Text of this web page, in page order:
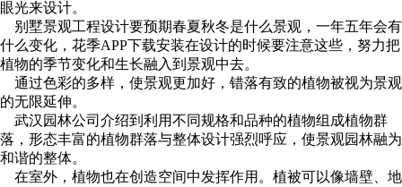
眼光来设计。
别墅景观工程设计要预期春夏秋冬是什么景观，一年五年会有
什么变化，花季APP下载安装在设计的时候要注意这些，努力把
植物的季节变化和生长融入到景观中去。
通过色彩的多样，使景观更加好，错落有致的植物被视为景观
的无限延伸。
武汉园林公司介绍到利用不同规格和品种的植物组成植物群
落，形态丰富的植物群落与整体设计强烈呼应，使景观园林融为
和谐的整体。
在室外，植物也在创造空间中发挥作用。植被可以像墙壁、地